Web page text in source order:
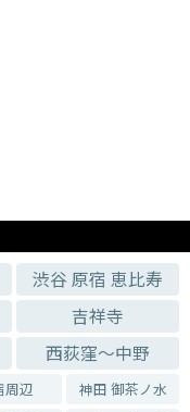
個展渋谷 原宿 恵比寿
吉祥寺
西荻窪～中野
周辺
神田 御茶ノ水